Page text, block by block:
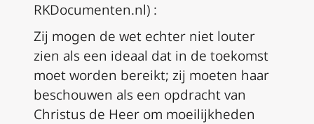
RKDocumenten.nl) :
Zij mogen de wet echter niet louter
zien als een ideaal dat in de toekomst
moet worden bereikt; zij moeten haar
beschouwen als een opdracht van
Christus de Heer om moeilijkheden